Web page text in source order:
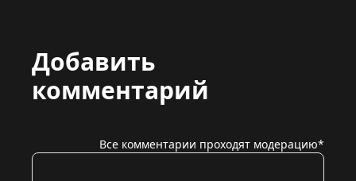
Добавить
комментарий
Все комментарии проходят модерацию*